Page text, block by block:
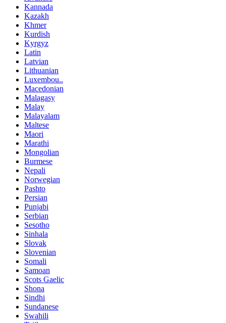
Kannada
Kazakh
Khmer
Kurdish
Kyrgyz
Latin
Latvian
Lithuanian
Luxembou..
Macedonian
Malagasy
Malay
Malayalam
Maltese
Maori
Marathi
Mongolian
Burmese
Nepali
Norwegian
Pashto
Persian
Punjabi
Serbian
Sesotho
Sinhala
Slovak
Slovenian
Somali
Samoan
Scots Gaelic
Shona
Sindhi
Sundanese
Swahili